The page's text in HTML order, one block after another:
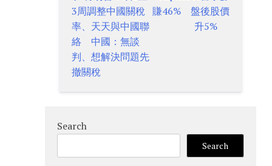
navigation
3周調整中國關稅
率、天天與中國聯
絡 中國：無談
判、想解決問題先
撤關稅
賺46% 盤後股價
升5%
Search
Search